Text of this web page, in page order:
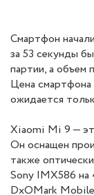
Смартфон
за 53 секунды
партии, а объем
Цена
ожидается
Xiaomi Mi 9 —
Он оснащен
также
Sony IMX586 на
DxOMark Mobile